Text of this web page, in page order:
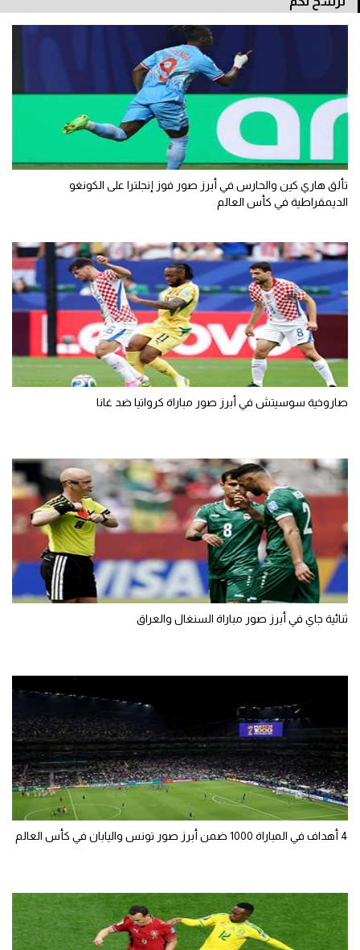
تألق هاري كين والحارس في أبرز صور فوز إنجلترا على الكونغو
الديمقراطية في كأس العالم
صاروخية سوسيتش في أبرز صور مباراة كرواتيا ضد غانا
ثنائية جاي في أبرز صور مباراة السنغال والعراق
4 أهداف في المباراة 1000 ضمن أبرز صور تونس واليابان في كأس العالم